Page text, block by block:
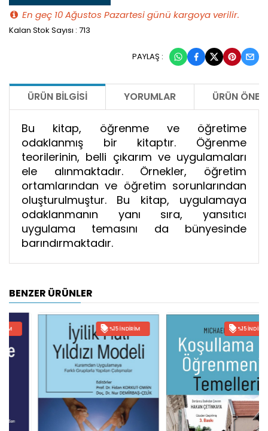
En geç 10 Ağustos Pazartesi günü kargoya verilir.
Kalan Stok Sayısı : 713
PAYLAŞ :
ÜRÜN BILGISI YORUMLAR ÜRÜN
Bu kitap, öğrenme ve öğretime
odaklanmış bir kitaptır. Öğrenme
teorilerinin, belli çıkarım ve uygulamaları
ele alınmaktadır. Örnekler, öğretim
ortamlarından ve öğretim sorunlarından
oluşturulmuştur. Bu kitap, uygulamaya
odaklanmanın yanı sıra, yansıtıcı
uygulama temasını da bünyesinde
barındırmaktadır.
BENZER ÜRÜNLER
%15 İNDIRIM %15 İNDIRIM